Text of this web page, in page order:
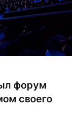
форум
своего